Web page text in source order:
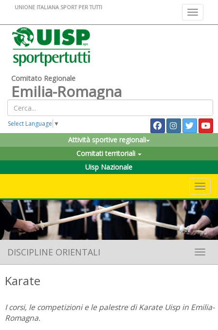
Toggle
UNIONE ITALIANA SPORT PER TUTTI
Comitato Regionale
Emilia-Romagna
Select Language ▼
Attività sportive regionali
Comitati territoriali
Uisp Nazionale
DISCIPLINE ORIENTALI
Karate
I corsi, le competizioni e le palestre di Karate Uisp in Emilia-
Romagna.